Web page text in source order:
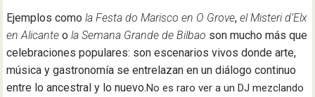
Ejemplos comola Festa do Marisco en O Grove,el Misteri d’Elx
en Alicante ola Semana Grande de Bilbao son mucho más que
celebraciones populares: son escenarios vivos donde arte,
música y gastronomía se entrelazan en un diálogo continuo
entre lo ancestral y lo nuevo.No es raro ver a un DJ mezclando